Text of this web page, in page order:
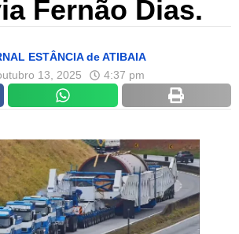
Fernão Dias.
ESTÂNCIA de ATIBAIA
13, 2025
4:37 pm